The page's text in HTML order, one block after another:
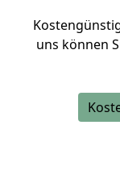
uns können